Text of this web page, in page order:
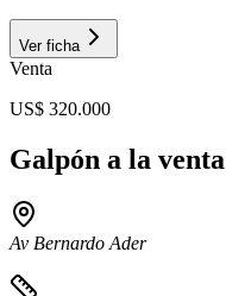
Ver ficha
Venta
US$ 320.000
Galpón a la
Av Bernardo Ader